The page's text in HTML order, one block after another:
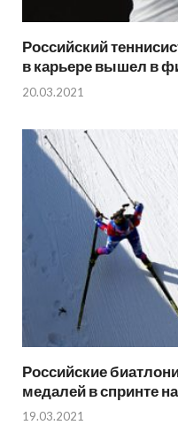
Российский
в карьере вышел в
20.03.2021
Российские
медалей в спринте
19.03.2021